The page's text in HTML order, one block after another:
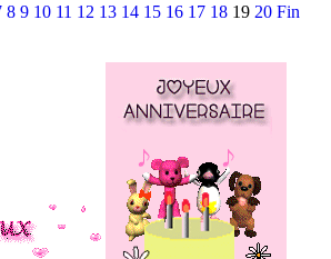
8 9 10 11 12 13 14 15 16 17 18 19 20 Fin